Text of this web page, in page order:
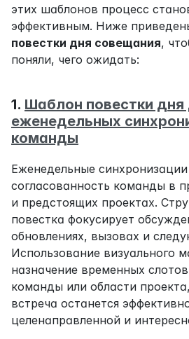
этих шаблонов процесс
эффективным. Ниже
повестки дня совещания,
поняли, чего ожидать:
1. Шаблон повестки дня
еженедельных
команды
Еженедельные
согласованность команды в
и предстоящих проектах.
повестка фокусирует
обновлениях, вызовах и
Использование визуального
назначение временных
команды или области
встреча останется
целенаправленной и